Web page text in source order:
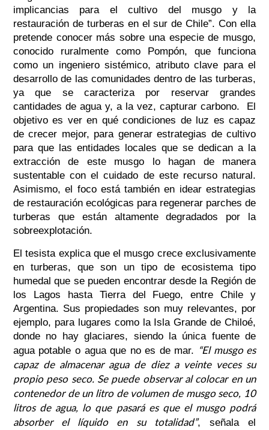
implicancias para el cultivo del musgo y la
restauración de turberas en el sur de Chile”. Con ella
pretende conocer más sobre una especie de musgo,
conocido ruralmente como Pompón, que funciona
como un ingeniero sistémico, atributo clave para el
desarrollo de las comunidades dentro de las turberas,
ya que se caracteriza por reservar grandes
cantidades de agua y, a la vez, capturar carbono. El
objetivo es ver en qué condiciones de luz es capaz
de crecer mejor, para generar estrategias de cultivo
para que las entidades locales que se dedican a la
extracción de este musgo lo hagan de manera
sustentable con el cuidado de este recurso natural.
Asimismo, el foco está también en idear estrategias
de restauración ecológicas para regenerar parches de
turberas que están altamente degradados por la
sobreexplotación.
El tesista explica que el musgo crece exclusivamente
en turberas, que son un tipo de ecosistema tipo
humedal que se pueden encontrar desde la Región de
los Lagos hasta Tierra del Fuego, entre Chile y
Argentina. Sus propiedades son muy relevantes, por
ejemplo, para lugares como la Isla Grande de Chiloé,
donde no hay glaciares, siendo la única fuente de
agua potable o agua que no es de mar. “El musgo es
capaz de almacenar agua de diez a veinte veces su
propio peso seco. Se puede observar al colocar en un
contenedor de un litro de volumen de musgo seco, 10
litros de agua, lo que pasará es que el musgo podrá
absorber el líquido en su totalidad”, señala el